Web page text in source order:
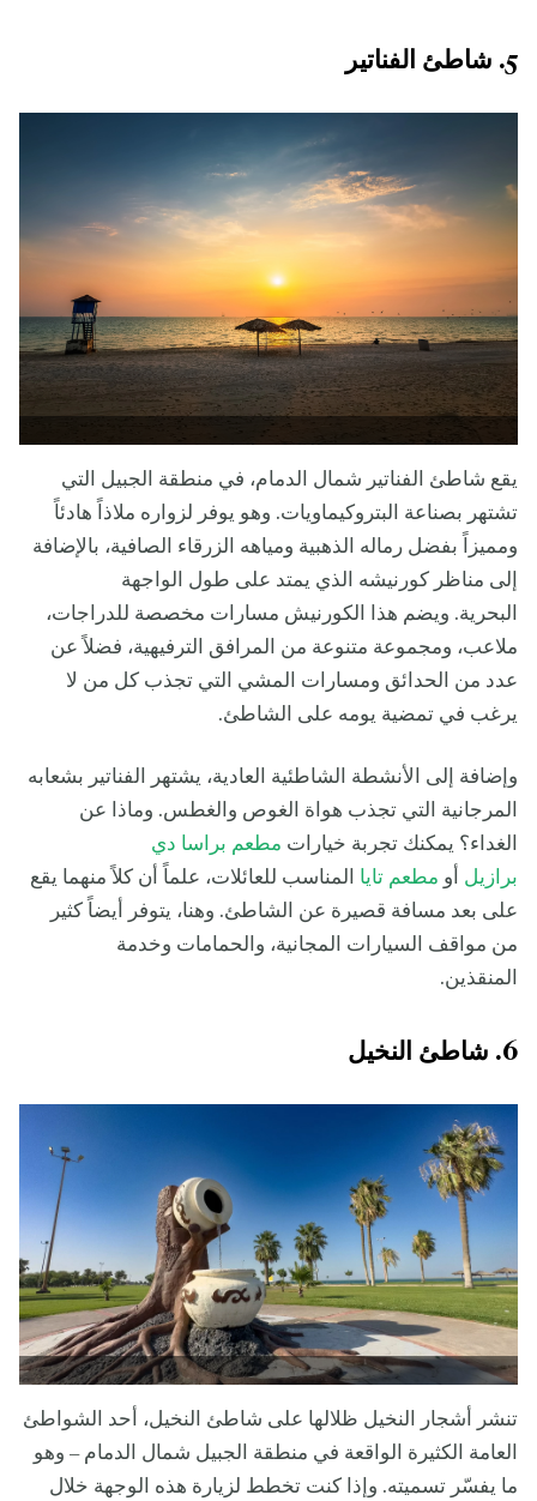
5. شاطئ الفناتير
يقع شاطئ الفناتير شمال الدمام، في منطقة الجبيل التي
تشتهر بصناعة البتروكيماويات. وهو يوفر لزواره ملاذاً هادئاً
ومميزاً بفضل رماله الذهبية ومياهه الزرقاء الصافية، بالإضافة
إلى مناظر كورنيشه الذي يمتد على طول الواجهة
البحرية. ويضم هذا الكورنيش مسارات مخصصة للدراجات،
ملاعب، ومجموعة متنوعة من المرافق الترفيهية، فضلاً عن
عدد من الحدائق ومسارات المشي التي تجذب كل من لا
يرغب في تمضية يومه على الشاطئ.
وإضافة إلى الأنشطة الشاطئية العادية، يشتهر الفناتير بشعابه
المرجانية التي تجذب هواة الغوص والغطس. وماذا عن
الغداء؟ يمكنك تجربة خيارات مطعم براسا دي
برازيل أو مطعم تايا المناسب للعائلات، علماً أن كلاً منهما يقع
على بعد مسافة قصيرة عن الشاطئ. وهنا، يتوفر أيضاً كثير
من مواقف السيارات المجانية، والحمامات وخدمة
المنقذين.
6. شاطئ النخيل
تنشر أشجار النخيل ظلالها على شاطئ النخيل، أحد الشواطئ
العامة الكثيرة الواقعة في منطقة الجبيل شمال الدمام – وهو
ما يفسّر تسميته. وإذا كنت تخطط لزيارة هذه الوجهة خلال